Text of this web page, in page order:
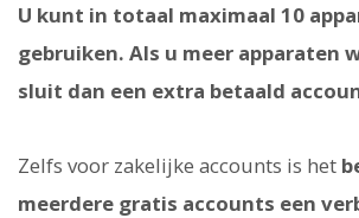
U kunt in totaal maximaal 10
gebruiken. Als u meer apparaten
sluit dan een extra betaald
Zelfs voor zakelijke accounts is het
meerdere gratis accounts een